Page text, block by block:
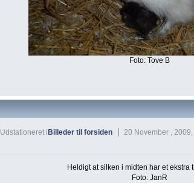
Foto: Tove B
Udstationeret iBilleder til forsiden 20 November ,
Heldigt at silken i midten har et ekstra
Foto: JanR